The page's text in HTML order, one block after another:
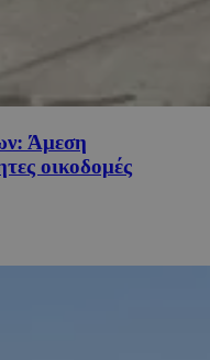
Άμεση
οικοδομές